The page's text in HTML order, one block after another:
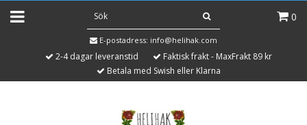
0
E-postadress: info@helihak.com
2-4 dagar leveranstid
Faktisk frakt - MaxFrakt 89 kr
Betala med Swish eller Klarna